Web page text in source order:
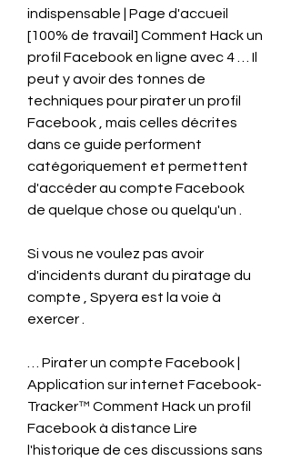
indispensable | Page d'accueil
[100% de travail] Comment Hack un
profil Facebook en ligne avec 4 … Il
peut y avoir des tonnes de
techniques pour pirater un profil
Facebook , mais celles décrites
dans ce guide performent
catégoriquement et permettent
d'accéder au compte Facebook
de quelque chose ou quelqu'un .
Si vous ne voulez pas avoir
d'incidents durant du piratage du
compte , Spyera est la voie à
exercer .
… Pirater un compte Facebook |
Application sur internet Facebook-
Tracker™ Comment Hack un profil
Facebook à distance Lire
l'historique de ces discussions sans